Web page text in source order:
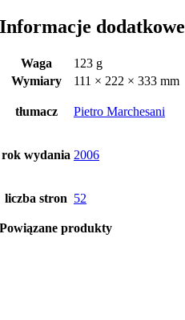
Informacje dodatkowe
Waga
123 g
Wymiary
111 × 222 × 333 mm
tłumacz Pietro Marchesani
rok wydania 2006
liczba stron 52
Powiązane produkty